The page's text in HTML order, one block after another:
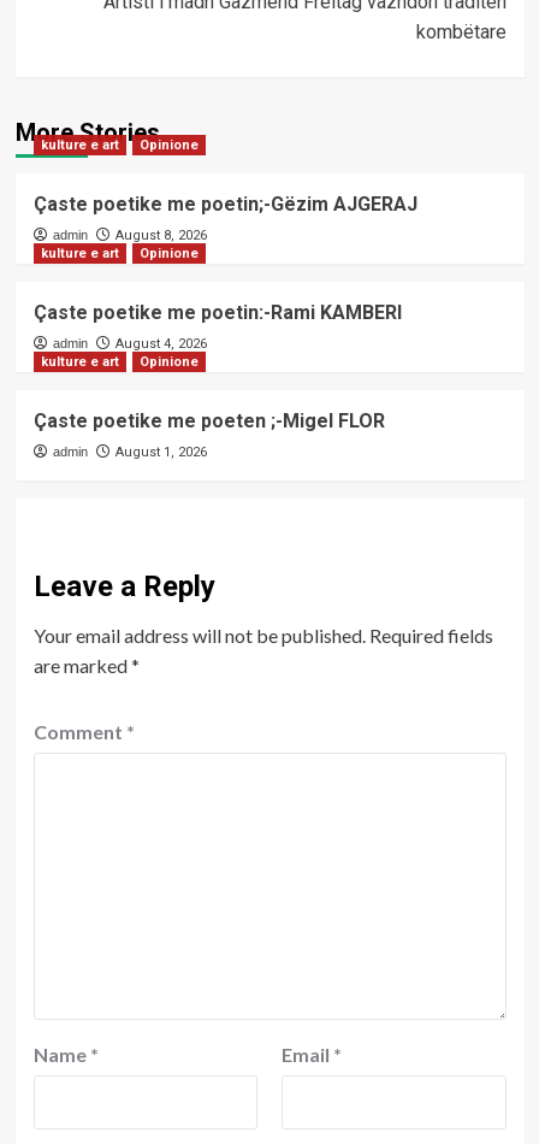
kombëtare
More Stories
kulture e art Opinione
Çaste poetike me poetin;-Gëzim AJGERAJ
admin
August 8, 2026
kulture e art
Opinione
Çaste poetike me poetin:-Rami KAMBERI
admin
August 4, 2026
kulture e art
Opinione
Çaste poetike me poeten ;-Migel FLOR
admin August 1, 2026
Leave a Reply
Your email address will not be published. Required fields
are marked*
Comment *
Name * Email *